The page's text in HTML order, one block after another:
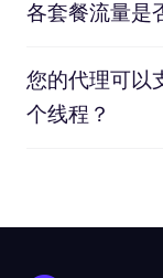
各套餐流量是
您的代理可以
个线程？